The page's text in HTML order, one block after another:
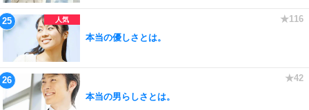
本当の優しさとは。
本当の男らしさとは。